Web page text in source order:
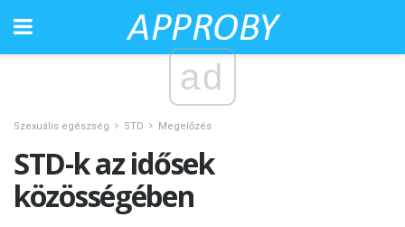
ad
Szexuális egészség STD Megelőzés
STD-k az idősek
közösségében